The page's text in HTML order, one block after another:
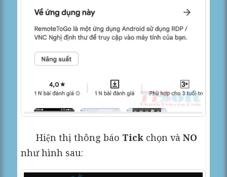
Hiện thị thông báo Tick chọn vàNO
như hình sau: